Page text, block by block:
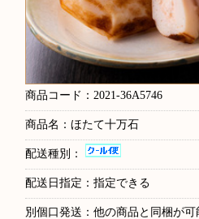
商品コード：2021-36A5746
商品名：ほたて十万石
配送種別：
配送日指定：指定できる
別個口発送：他の商品と同梱が可